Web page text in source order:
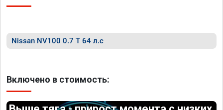
Nissan NV100 0.7 T 64 л.с
Включено в стоимость: